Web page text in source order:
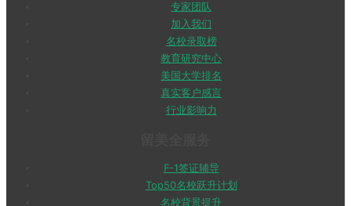
专家团队
加入我们
名校录取榜
教育研究中心
美国大学排名
真实客户感言
行业影响力
F-1签证辅导
Top50名校跃升计划
名校背景提升